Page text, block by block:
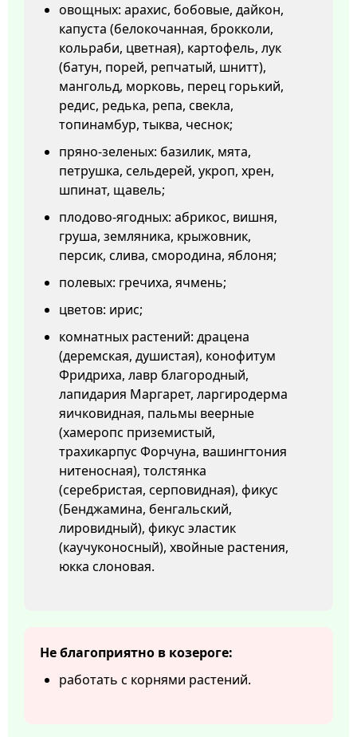
овощных: арахис, бобовые, дайкон,
капуста (белокочанная, брокколи,
кольраби, цветная), картофель, лук
(батун, порей, репчатый, шнитт),
мангольд, морковь, перец горький,
редис, редька, репа, свекла,
топинамбур, тыква, чеснок;
пряно-зеленых: базилик, мята,
петрушка, сельдерей, укроп, хрен,
шпинат, щавель;
плодово-ягодных: абрикос, вишня,
груша, земляника, крыжовник,
персик, слива, смородина, яблоня;
полевых: гречиха, ячмень;
цветов: ирис;
комнатных растений: драцена
(деремская, душистая), конофитум
Фридриха, лавр благородный,
лапидария Маргарет, ларгиродерма
яичковидная, пальмы веерные
(хамеропс приземистый,
трахикарпус Форчуна, вашингтония
нитеносная), толстянка
(серебристая, серповидная), фикус
(Бенджамина, бенгальский,
лировидный), фикус эластик
(каучуконосный), хвойные растения,
юкка слоновая.
Не благоприятно в козероге:
работать с корнями растений.